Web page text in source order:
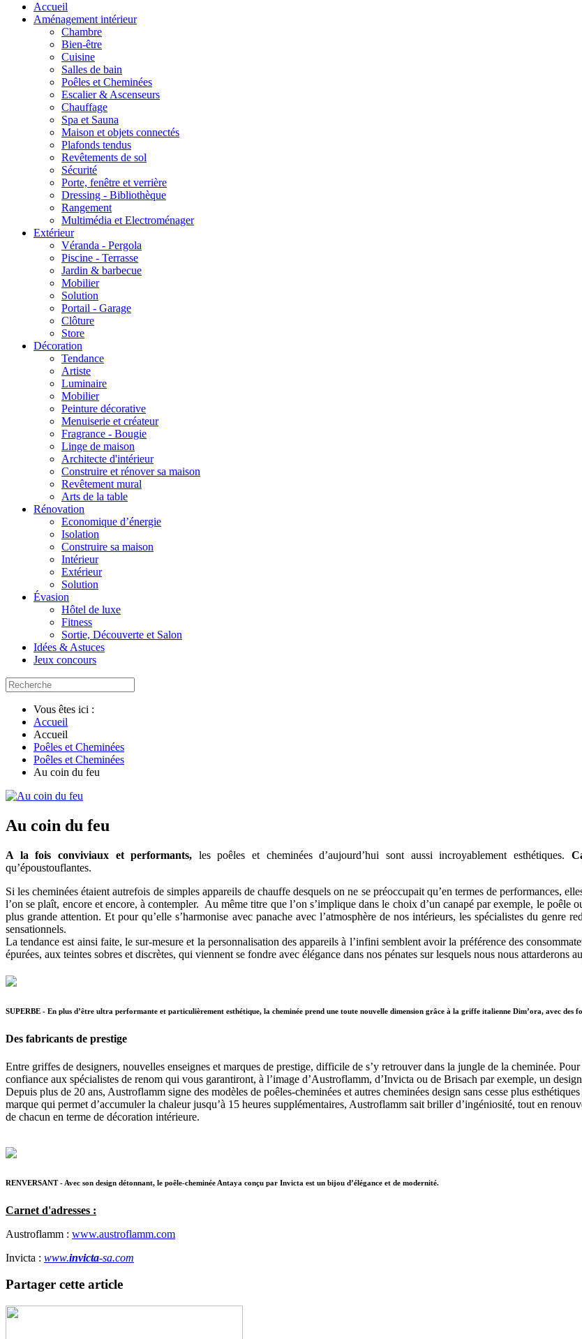
Accueil
Aménagement intérieur
Chambre
Bien-être
Cuisine
Salles de bain
Poêles et Cheminées
Escalier & Ascenseurs
Chauffage
Spa et Sauna
Maison et objets connectés
Plafonds tendus
Revêtements de sol
Sécurité
Porte, fenêtre et verrière
Dressing - Bibliothèque
Rangement
Multimédia et Electroménager
Extérieur
Véranda - Pergola
Piscine - Terrasse
Jardin & barbecue
Mobilier
Solution
Portail - Garage
Clôture
Store
Décoration
Tendance
Artiste
Luminaire
Mobilier
Peinture décorative
Menuiserie et créateur
Fragrance - Bougie
Linge de maison
Architecte d'intérieur
Construire et rénover sa maison
Revêtement mural
Arts de la table
Rénovation
Economique d’énergie
Isolation
Construire sa maison
Intérieur
Extérieur
Solution
Évasion
Hôtel de luxe
Fitness
Sortie, Découverte et Salon
Idées & Astuces
Jeux concours
Vous êtes ici :
Accueil
Accueil
Poêles et Cheminées
Poêles et Cheminées
Au coin du feu
Au coin du feu
A la fois conviviaux et performants, les poêles et cheminées d’aujourd’hui sont aussi incroyablement esthétiques.
qu’époustouflantes.
Si les cheminées étaient autrefois de simples appareils de chauffe desquels on ne se préoccupait qu’en termes de performances,
l’on se plaît, encore et encore, à contempler. Au même titre que l’on s’implique dans le choix d’un canapé par exemple, le poêle
plus grande attention. Et pour qu’elle s’harmonise avec panache avec l’atmosphère de nos intérieurs, les spécialistes du genre
sensationnels.
La tendance est ainsi faite, le sur-mesure et la personnalisation des appareils à l’infini semblent avoir la préférence des
épurées, aux teintes sobres et discrètes, qui viennent se fondre avec élégance dans nos pénates sur lesquels nous nous attarderons
SUPERBE - En plus d’être ultra performante et particulièrement esthétique, la cheminée prend une toute nouvelle dimension grâce à la griffe italienne Dim’ora, avec des
Des fabricants de prestige
Entre griffes de designers, nouvelles enseignes et marques de prestige, difficile de s’y retrouver dans la jungle de la cheminée.
confiance aux spécialistes de renom qui vous garantiront, à l’image d’Austroflamm, d’Invicta ou de Brisach par exemple, un
Depuis plus de 20 ans, Austroflamm signe des modèles de poêles-cheminées et autres cheminées design sans cesse plus
marque qui permet d’accumuler la chaleur jusqu’à 15 heures supplémentaires, Austroflamm sait briller d’ingéniosité, tout en
de chacun en terme de décoration intérieure.
RENVERSANT - Avec son design détonnant, le poêle-cheminée Antaya conçu par Invicta est un bijou d’élégance et de modernité.
Carnet d'adresses :
Austroflamm : www.austroflamm.com
Invicta : www.invicta-sa.com
Partager cette article